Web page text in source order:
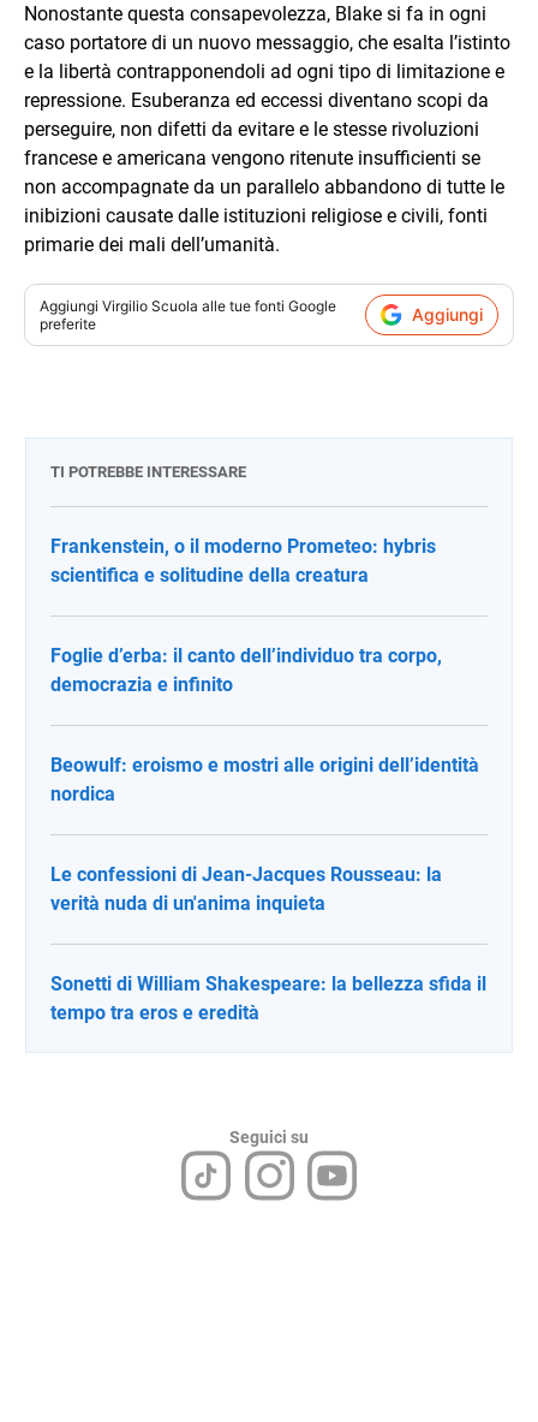
Nonostante questa consapevolezza, Blake si fa in ogni
caso portatore di un nuovo messaggio, che esalta l’istinto
e la libertà contrapponendoli ad ogni tipo di limitazione e
repressione. Esuberanza ed eccessi diventano scopi da
perseguire, non difetti da evitare e le stesse rivoluzioni
francese e americana vengono ritenute insufficienti se
non accompagnate da un parallelo abbandono di tutte le
inibizioni causate dalle istituzioni religiose e civili, fonti
primarie dei mali dell’umanità.
Aggiungi Virgilio Scuola alle tue fonti Google
preferite
Aggiungi
TI POTREBBE INTERESSARE
Frankenstein, o il moderno Prometeo: hybris
scientifica e solitudine della creatura
Foglie d’erba: il canto dell’individuo tra corpo,
democrazia e infinito
Beowulf: eroismo e mostri alle origini dell’identità
nordica
Le confessioni di Jean-Jacques Rousseau: la
verità nuda di un'anima inquieta
Sonetti di William Shakespeare: la bellezza sfida il
tempo tra eros e eredità
Seguici su